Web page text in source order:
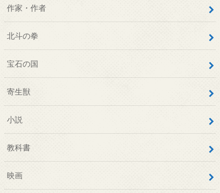
作家・作者
北斗の拳
宝石の国
寄生獣
小説
教科書
映画